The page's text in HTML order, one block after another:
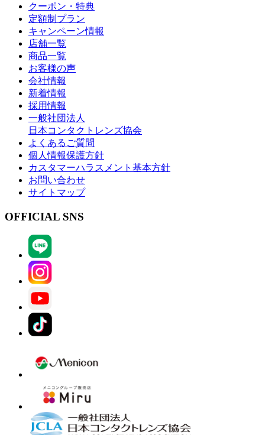
クーポン・特典
定額制プラン
キャンペーン情報
店舗一覧
商品一覧
お客様の声
会社情報
新着情報
採用情報
一般社団法人
日本コンタクトレンズ協会
よくあるご質問
個人情報保護方針
カスタマーハラスメント基本方針
お問い合わせ
サイトマップ
OFFICIAL SNS